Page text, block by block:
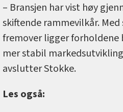
– Bransjen har vist høy
skiftende rammevilkår.
fremover ligger
mer stabil
avslutter Stokke.
Les også: